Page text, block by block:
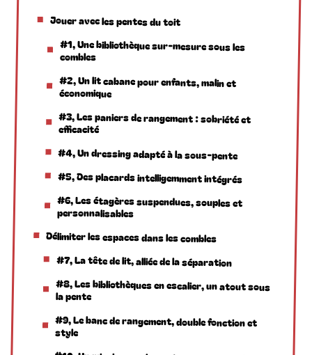
Jouer avec les pentes du toit
#1, Une bibliothèque sur-mesure sous les
combles
#2, Un lit cabane pour enfants, malin et
économique
#3, Les paniers de rangement : sobriété et
efficacité
#4, Un dressing adapté à la sous-pente
#5, Des placards intelligemment intégrés
#6, Les étagères suspendues, souples et
personnalisables
Délimiter les espaces dans les combles
#7, La tête de lit, alliée de la séparation
#8, Les bibliothèques en escalier, un atout sous
la pente
#9, Le banc de rangement, double fonction et
style